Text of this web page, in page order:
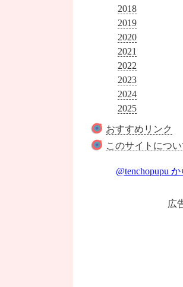
2018
2019
2020
2021
2022
2023
2024
2025
おすすめリンク
このサイトについ
@tenchopupu
広